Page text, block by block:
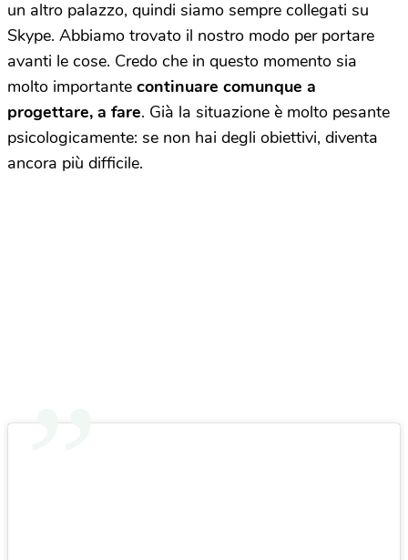
un altro palazzo, quindi siamo sempre collegati su
Skype. Abbiamo trovato il nostro modo per portare
avanti le cose. Credo che in questo momento sia
molto importante continuare comunque a
progettare, a fare. Già la situazione è molto pesante
psicologicamente: se non hai degli obiettivi, diventa
ancora più difficile.